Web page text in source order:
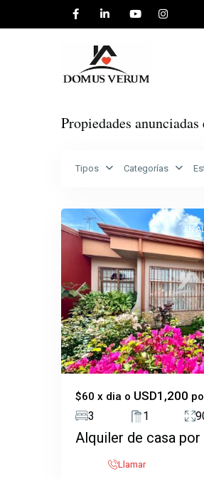
Propiedades
Tipos Categorías
Santa
Lucia
Previous
EN
$60 x dia o USD1,200
3 1
Alquiler de casa
Llamar